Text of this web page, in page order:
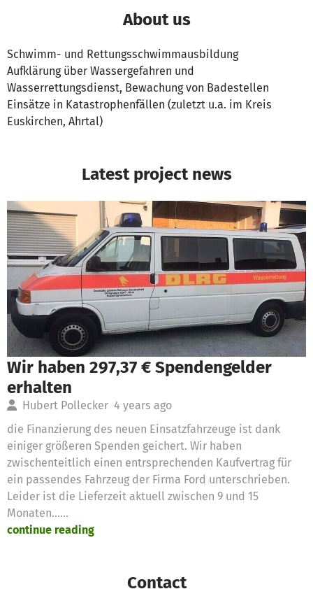
About us
Schwimm- und Rettungsschwimmausbildung
Aufklärung über Wassergefahren und
Wasserrettungsdienst, Bewachung von Badestellen
Einsätze in Katastrophenfällen (zuletzt u.a. im Kreis
Euskirchen, Ahrtal)
Latest project news
Wir haben 297,37 € Spendengelder
erhalten
Hubert Pollecker 4 years ago
die Finanzierung des neuen Einsatzfahrzeuge ist dank
einiger größeren Spenden geichert. Wir haben
zwischenteitlich einen entrsprechenden Kaufvertrag für
ein passendes Fahrzeug der Firma Ford unterschrieben.
Leider ist die Lieferzeit aktuell zwischen 9 und 15
Monaten......
continue reading
Contact